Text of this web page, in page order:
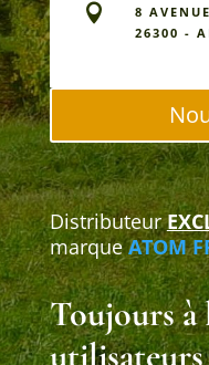

8
26300 -
Distributeur
marque ATOM
Toujours à
utilisateurs